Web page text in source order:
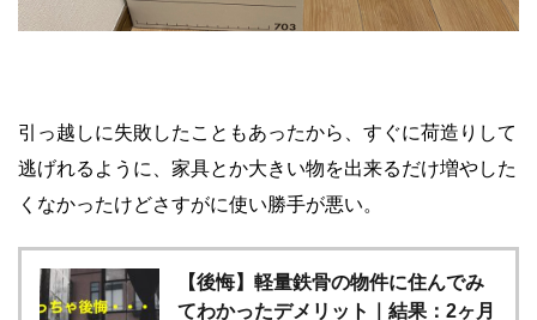
引っ越しに失敗したこともあったから、すぐに荷造りして
逃げれるように、家具とか大きい物を出来るだけ増やした
くなかったけどさすがに使い勝手が悪い。
【後悔】軽量鉄骨の物件に住んでみ
てわかったデメリット｜結果：2ヶ月